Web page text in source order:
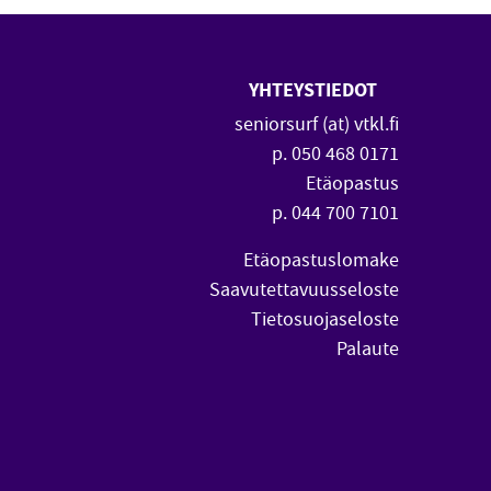
YHTEYSTIEDOT
seniorsurf (at) vtkl.fi
p. 050 468 0171
Etäopastus
p. 044 700 7101
Etäopastuslomake
Saavutettavuusseloste
Tietosuojaseloste
Palaute